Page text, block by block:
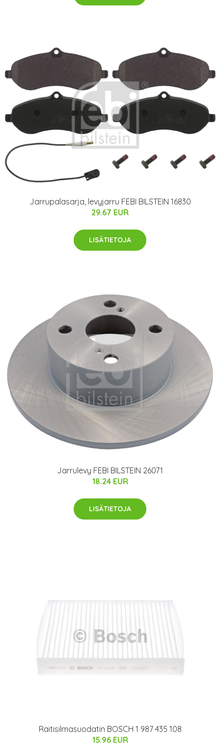
Jarrupalasarja, levyjarru FEBI BILSTEIN 16830
29.67 EUR
LISÄTIETOJA
Jarrulevy FEBI BILSTEIN 26071
18.24 EUR
LISÄTIETOJA
Raitisilmasuodatin BOSCH 1 987 435 108
15.96 EUR